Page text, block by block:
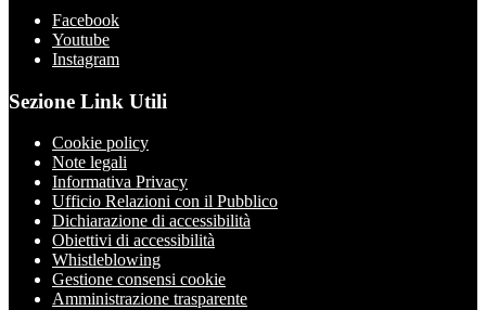
Facebook
Youtube
Instagram
Sezione Link Utili
Cookie policy
Note legali
Informativa Privacy
Ufficio Relazioni con il Pubblico
Dichiarazione di accessibilità
Obiettivi di accessibilità
Whistleblowing
Gestione consensi cookie
Amministrazione trasparente